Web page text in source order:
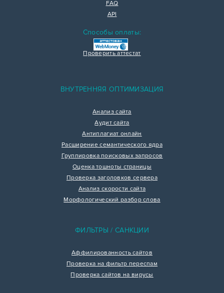
FAQ
API
Способы оплаты:
Проверить аттестат
ВНУТРЕННЯЯ ОПТИМИЗАЦИЯ
Анализ сайта
Аудит сайта
Антиплагиат онлайн
Расширение семантического ядра
Группировка поисковых запросов
Оценка тошноты страницы
Проверка заголовков сервера
Анализ скорости сайта
Морфологический разбор слова
ФИЛЬТРЫ / САНКЦИИ
Аффилированность сайтов
Проверка на фильтр переспам
Проверка сайтов на вирусы